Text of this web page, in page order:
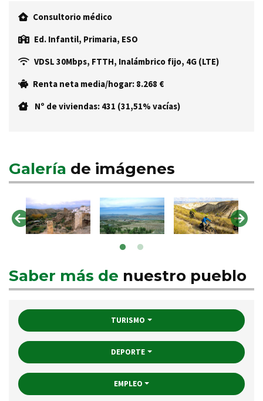
Consultorio médico
Ed. Infantil, Primaria, ESO
VDSL 30Mbps, FTTH, Inalámbrico fijo, 4G (LTE)
Renta neta media/hogar: 8.268 €
Nº de viviendas: 431 (31,51% vacías)
Galería de imágenes
Saber más de nuestro pueblo
TURISMO
DEPORTE
EMPLEO